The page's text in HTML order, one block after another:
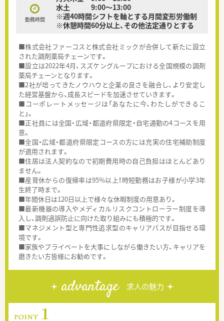
勤務時間
水土 9:00～13:00
※週40時間シフトを軸とする月間変形労働制
※休憩時間60分以上、その他法定通りとする
■株式会社ファーコスと株式会社ミックが合併して新たに設立
された調剤薬局チェーンです。
■設立は2022年4月、スズケングループにおける全国規模の調剤
薬局チェーンとなります。
■2社が培ってきたノウハウと企業の良さを融合し、より安定し
た経営基盤から、成長スピードを加速させていきます。
■コーポレートメッセージは「あなたに今、わたしができるこ
と」。
■正社員には全国・広域・都道府県限定・自宅通勤の4コースを用
意。
■全国・広域・都道府県限定コースの方には充実の住宅補助制度
が適用されます。
■住居は法人契約なので初期費用時の自己負担はほとんどあり
ません。
■産育休からの復帰率は95%以上！時短勤務はお子様が小学3年
生終了時まで。
■年間休日は120日以上で様々な休暇制度の用意あり。
■最新機器の導入やメディカルリスクコントローラー制度を導
入し、調剤過誤防止に向けた取り組みにも積極的です。
■マネジメント型と専門性追求型のキャリアパスが目指せる環
境です。
■家族やプライベートを大事にしながら働きたい方、キャリアを
磨きたい方皆様にお勧めです。
advantage 求人の魅力